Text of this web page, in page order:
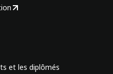
et les diplômés